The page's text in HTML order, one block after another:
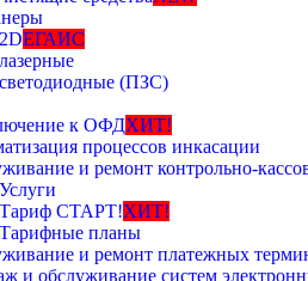
2DЕГАИС
лазерные
светодиодные (ПЗС)
к ОФДХИТ!
процессов инкасации
и ремонт контрольно-
Услуги
Тариф СТАРТ!ХИТ!
Тарифные планы
и ремонт платежных
и обслуживание систем